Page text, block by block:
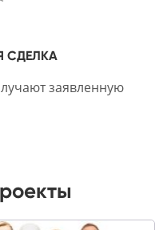
СДЕЛКА
заявленную